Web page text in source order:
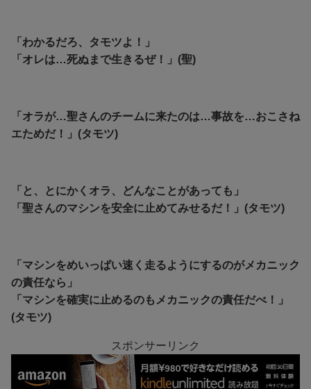
「わかるだろ、タモツよ！」
「オレは…死ぬまで生きるぜ！」(聖)
「オラが…聖さんのチームに来たのは…事故を…おこさね
エためだ！」(タモツ)
「と、とにかくオラ、どんなことがあっても」
「聖さんのマシンを安全に止めてみせるだ！」(タモツ)
「マシンをめいっぱい速く走るようにするのがメカニック
の責任なら」
「マシンを確実に止めるのもメカニックの責任だべ！」
(タモツ)
スポンサーリンク